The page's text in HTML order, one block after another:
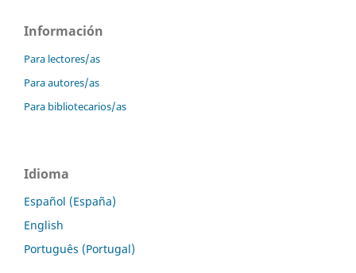
Información
Para lectores/as
Para autores/as
Para bibliotecarios/as
Idioma
Español (España)
English
Português (Portugal)